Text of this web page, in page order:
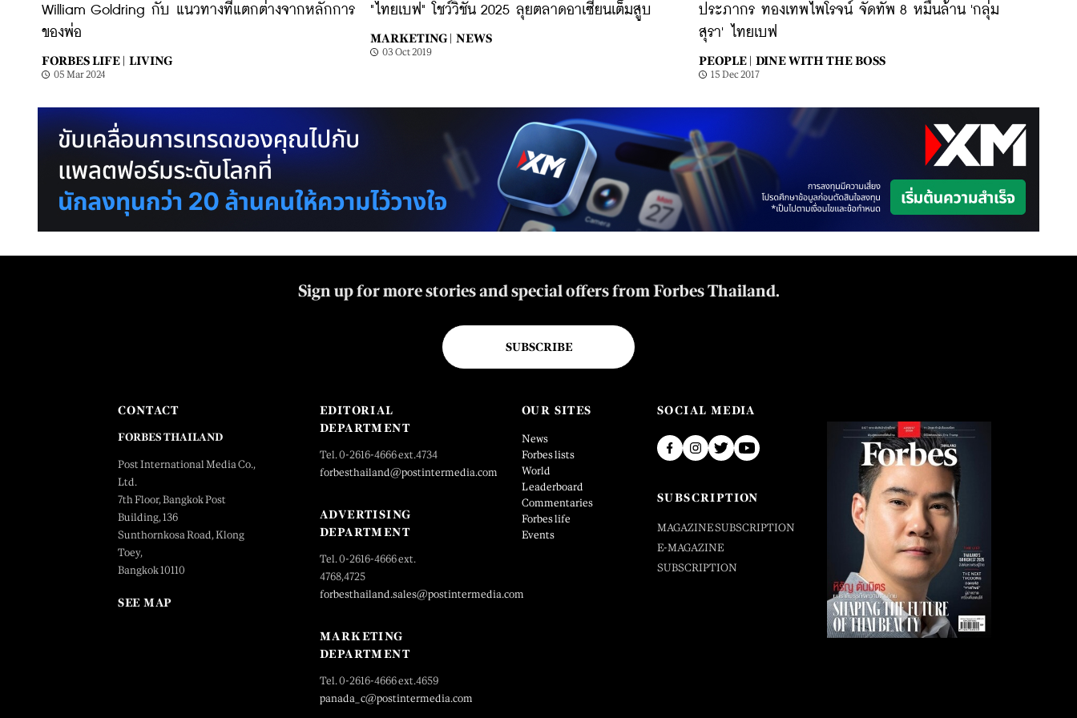
William Goldring กับ แนวทางที่แตกต่างจากหลักการ
ของพ่อ
FORBES LIFE | LIVING
05 Mar 2024
"ไทยเบฟ" โชว์วิชั่น 2025 ลุยตลาดอาเซียนเต็มสูบ
MARKETING | NEWS
03 Oct 2019
ประภากร ทองเทพไพโรจน์ จัดทัพ 8 หมื่นล้าน 'กลุ่ม
สุรา' ไทยเบฟ
PEOPLE | DINE WITH THE BOSS
15 Dec 2017
Sign up for more stories and special offers from Forbes Thailand.
SUBSCRIBE
CONTACT
FORBES THAILAND
Post International Media Co.,
Ltd.
7th Floor, Bangkok Post
Building, 136
Sunthornkosa Road, Klong
Toey,
Bangkok 10110
SEE MAP
EDITORIAL
DEPARTMENT
Tel. 0-2616-4666 ext.4734
forbesthailand@postintermedia.com
ADVERTISING
DEPARTMENT
Tel. 0-2616-4666 ext.
4768,4725
forbesthailand.sales@postintermedia.com
MARKETING
DEPARTMENT
Tel. 0-2616-4666 ext.4659
panada_c@postintermedia.com
OUR SITES
News
Forbes lists
World
Leaderboard
Commentaries
Forbes life
Events
SOCIAL MEDIA
SUBSCRIPTION
MAGAZINE SUBSCRIPTION
E-MAGAZINE
SUBSCRIPTION